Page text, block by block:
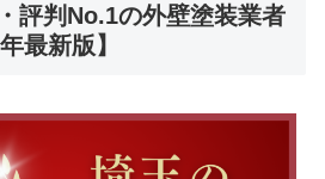
評判No.1の外壁塗装業者
最新版】